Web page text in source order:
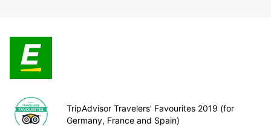
TripAdvisor Travelers’ Favourites 2019 (for
Germany, France and Spain)